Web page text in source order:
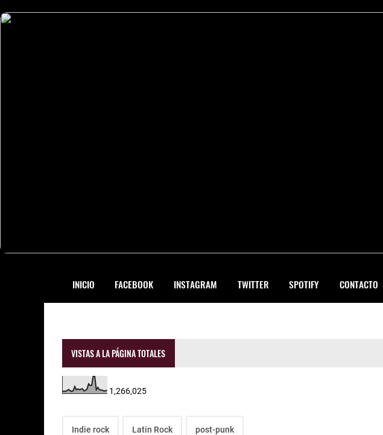
INICIO FACEBOOK INSTAGRAM TWITTER SPOTIFY CONTACTO
VISTAS A LA PÁGINA TOTALES
1,266,025
Indie rock Latin Rock post-punk